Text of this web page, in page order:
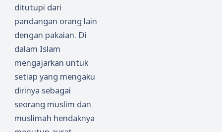
ditutupi dari
pandangan orang lain
dengan pakaian. Di
dalam Islam
mengajarkan untuk
setiap yang mengaku
dirinya sebagai
seorang muslim dan
muslimah hendaknya